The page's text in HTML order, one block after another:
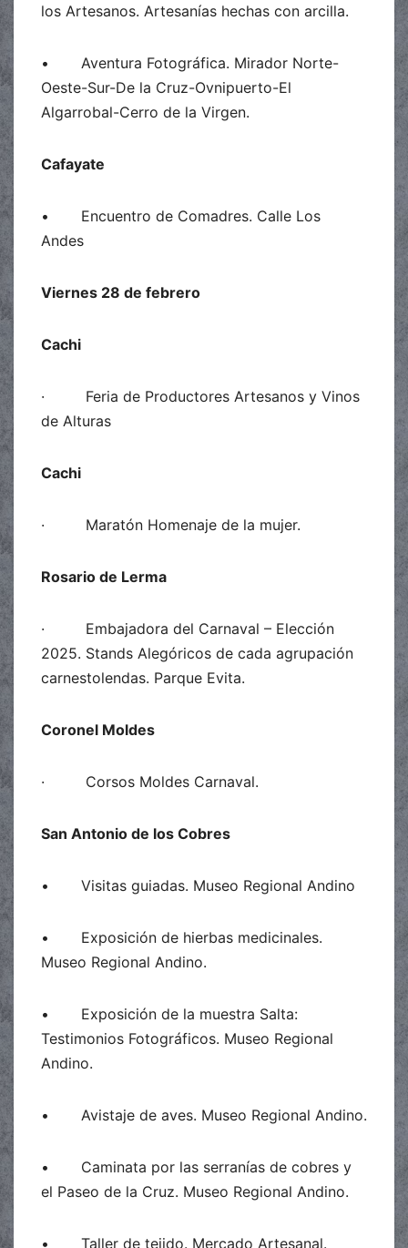
los Artesanos. Artesanías hechas con arcilla.
• Aventura Fotográfica. Mirador Norte-
Oeste-Sur-De la Cruz-Ovnipuerto-El
Algarrobal-Cerro de la Virgen.
Cafayate
• Encuentro de Comadres. Calle Los
Andes
Viernes 28 de febrero
Cachi
· Feria de Productores Artesanos y Vinos
de Alturas
Cachi
· Maratón Homenaje de la mujer.
Rosario de Lerma
· Embajadora del Carnaval – Elección
2025. Stands Alegóricos de cada agrupación
carnestolendas. Parque Evita.
Coronel Moldes
· Corsos Moldes Carnaval.
San Antonio de los Cobres
• Visitas guiadas. Museo Regional Andino
• Exposición de hierbas medicinales.
Museo Regional Andino.
• Exposición de la muestra Salta:
Testimonios Fotográficos. Museo Regional
Andino.
• Avistaje de aves. Museo Regional Andino.
• Caminata por las serranías de cobres y
el Paseo de la Cruz. Museo Regional Andino.
• Taller de tejido. Mercado Artesanal.